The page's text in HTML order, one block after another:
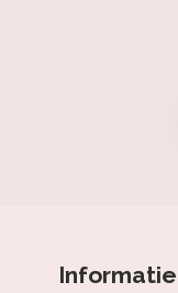
Informatie